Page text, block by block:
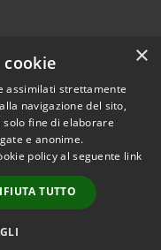
© 2026 • Comune di
Leivi • Powered by
•
Accesso
redazione
×
assimilati strettamente
navigazione del sito,
solo fine di elaborare
e anonime.
policy al seguente link
TUTTO